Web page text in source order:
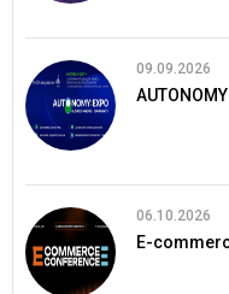
09.09.2026
06.10.2026
E-